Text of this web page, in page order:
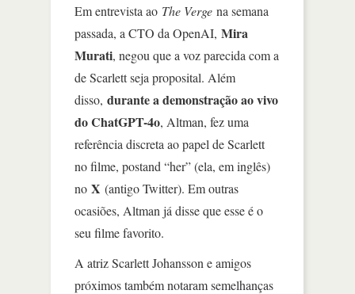
Em entrevista ao The Verge na semana
passada, a CTO da OpenAI, Mira
Murati, negou que a voz parecida com a
de Scarlett seja proposital. Além
disso, durante a demonstração ao vivo
do ChatGPT-4o, Altman, fez uma
referência discreta ao papel de Scarlett
no filme, postand “her” (ela, em inglês)
no X (antigo Twitter). Em outras
ocasiões, Altman já disse que esse é o
seu filme favorito.
A atriz Scarlett Johansson e amigos
próximos também notaram semelhanças